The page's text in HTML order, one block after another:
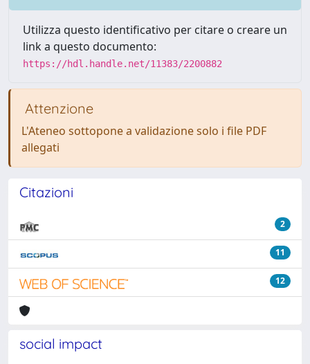
Utilizza questo identificativo per citare o creare un
link a questo documento:
https://hdl.handle.net/11383/2200882
Attenzione
L'Ateneo sottopone a validazione solo i file PDF
allegati
Citazioni
2
11
12
social impact